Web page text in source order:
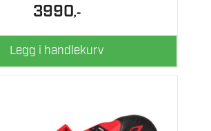
3990,-
Legg i handlekurv